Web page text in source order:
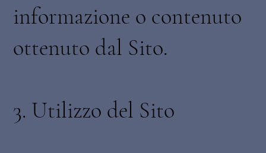
informazione o contenuto
ottenuto dal Sito.
3. Utilizzo del Sito